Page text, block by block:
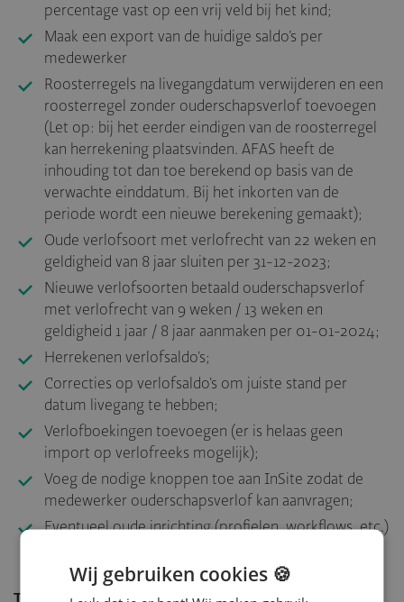
percentage vast op een vrij veld bij het kind;
Maak een export van de huidige saldo’s per
medewerker
Roosterregels na livegangdatum verwijderen en een
roosterregel zonder ouderschapsverlof toevoegen
(Let op: bij het eerder eindigen van de roosterregel
kan herrekening plaatsvinden. AFAS heeft de
inhouding tot dan toe berekend op basis van de
verwachte einddatum. Bij het inkorten van de
periode wordt een nieuwe berekening gemaakt);
Oude verlofsoort met verlofrecht van 22 weken en
geldigheid van 8 jaar sluiten per 31-12-2023;
Nieuwe verlofsoorten betaald ouderschapsverlof
met verlofrecht van 9 weken / 13 weken en
geldigheid 1 jaar / 8 jaar aanmaken per 01-01-2024;
Herrekenen verlofsaldo’s;
Correcties op verlofsaldo’s om juiste stand per
datum livegang te hebben;
Verlofboekingen toevoegen (er is helaas geen
import op verlofreeks mogelijk);
Voeg de nodige knoppen toe aan InSite zodat de
medewerker ouderschapsverlof kan aanvragen;
Eventueel oude inrichting (profielen, workflows, etc.)
Wij gebruiken cookies 🍪